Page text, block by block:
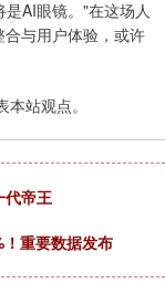
AI眼镜。"在这场人
与用户体验，或许
站观点。
代帝王
重要数据发布